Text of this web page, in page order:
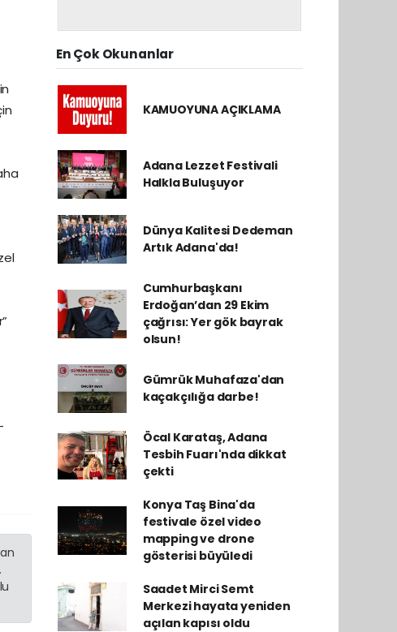
En Çok Okunanlar
KAMUOYUNA AÇIKLAMA
Adana Lezzet Festivali
Halkla Buluşuyor
Dünya Kalitesi Dedeman
Artık Adana'da!
Cumhurbaşkanı
Erdoğan’dan 29 Ekim
çağrısı: Yer gök bayrak
olsun!
Gümrük Muhafaza'dan
kaçakçılığa darbe!
Öcal Karataş, Adana
Tesbih Fuarı'nda dikkat
çekti
Konya Taş Bina'da
festivale özel video
mapping ve drone
gösterisi büyüledi
Saadet Mirci Semt
Merkezi hayata yeniden
açılan kapısı oldu